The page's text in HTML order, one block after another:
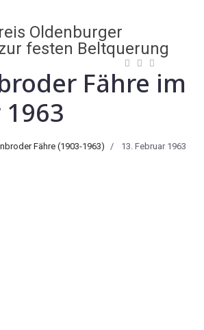
Fähre im
Fähre (1903-1963) 13. Februar 1963